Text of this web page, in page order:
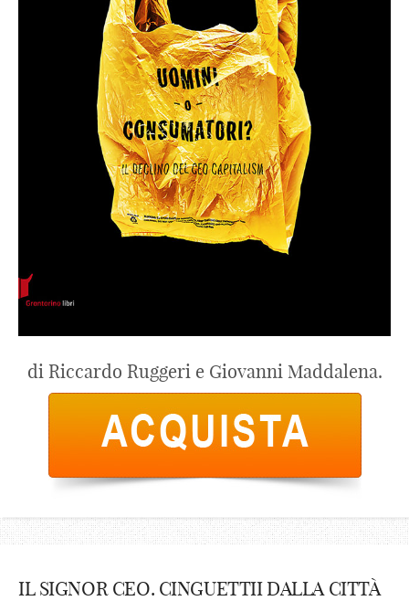
di Riccardo Ruggeri e Giovanni Maddalena.
IL SIGNOR CEO. CINGUETTII DALLA CITTÀ